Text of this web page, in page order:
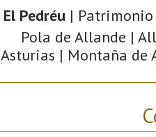
El Pedréu| Patrimonio
Pola de Allande |
Asturias | Montaña de